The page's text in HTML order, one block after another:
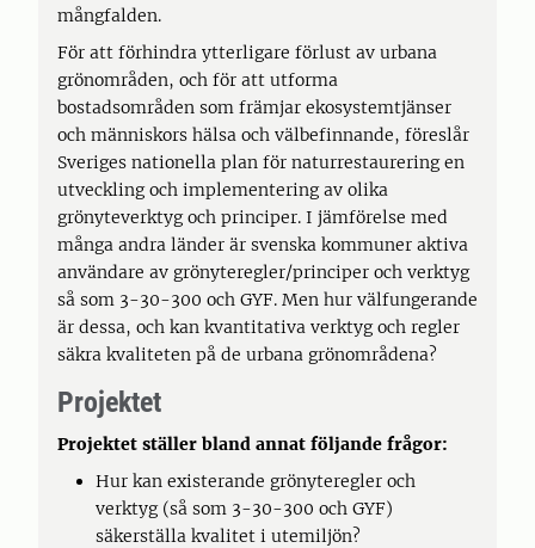
mångfalden.
För att förhindra ytterligare förlust av urbana
grönområden, och för att utforma
bostadsområden som främjar ekosystemtjänser
och människors hälsa och välbefinnande, föreslår
Sveriges nationella plan för naturrestaurering en
utveckling och implementering av olika
grönyteverktyg och principer. I jämförelse med
många andra länder är svenska kommuner aktiva
användare av grönyteregler/principer och verktyg
så som 3-30-300 och GYF. Men hur välfungerande
är dessa, och kan kvantitativa verktyg och regler
säkra kvaliteten på de urbana grönområdena?
Projektet
Projektet ställer bland annat följande frågor:
Hur kan existerande grönyteregler och
verktyg (så som 3-30-300 och GYF)
säkerställa kvalitet i utemiljön?